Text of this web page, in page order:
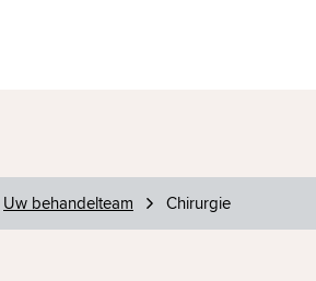
Uw behandelteam Chirurgie